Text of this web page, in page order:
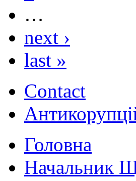
…
next ›
last »
Contact
Головна
Начальник